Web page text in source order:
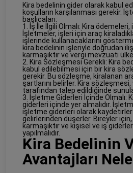
Kira bedelinin gider olarak kabul
koşulların karşılanması gerekir.
başlıcaları:
1. İş İle İlgili Olmalı: Kira ödemeleri,
İşletmeler, işleri için araç
işlerinde kullanacaklarını
kira bedelinin işleriyle doğrudan
karmaşıktır ve vergi mevzuatı
2. Kira Sözleşmesi Gerekli: Kira
kabul edilebilmesi için bir kira
gerekir. Bu sözleşme, kiralanan
şartlarını belirler. Kira
tarafından talep edildiğinde
3. İşletme Giderleri İçinde Olmalı:
giderleri içinde yer almalıdır.
işletme giderleri olarak
gelirlerinden düşerler. Bireyler
karmaşıktır ve kişisel ve iş
yapılmalıdır.
Kira Bedelinin
Avantajları